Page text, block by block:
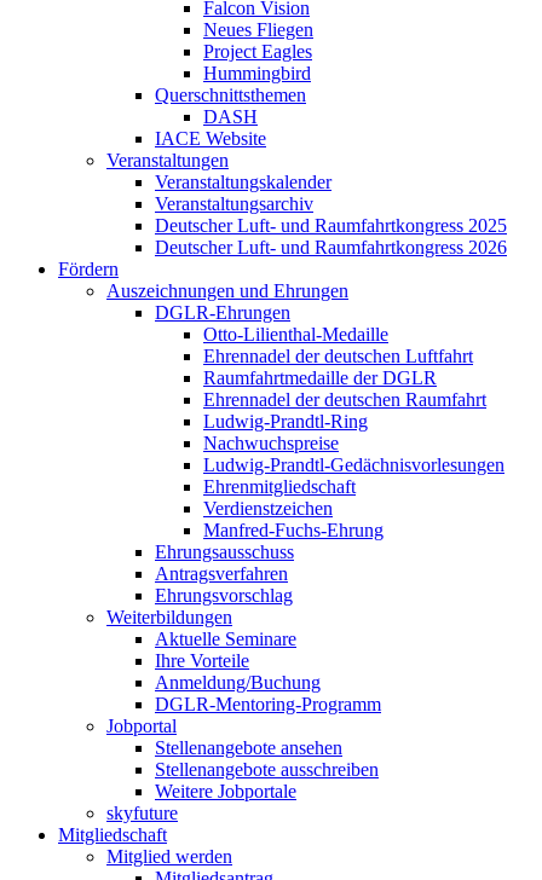
Falcon Vision
Neues Fliegen
Project Eagles
Hummingbird
Querschnittsthemen
DASH
IACE Website
Veranstaltungen
Veranstaltungskalender
Veranstaltungsarchiv
Deutscher Luft- und Raumfahrtkongress 2025
Deutscher Luft- und Raumfahrtkongress 2026
Fördern
Auszeichnungen und Ehrungen
DGLR-Ehrungen
Otto-Lilienthal-Medaille
Ehrennadel der deutschen Luftfahrt
Raumfahrtmedaille der DGLR
Ehrennadel der deutschen Raumfahrt
Ludwig-Prandtl-Ring
Nachwuchspreise
Ludwig-Prandtl-Gedächnisvorlesungen
Ehrenmitgliedschaft
Verdienstzeichen
Manfred-Fuchs-Ehrung
Ehrungsausschuss
Antragsverfahren
Ehrungsvorschlag
Weiterbildungen
Aktuelle Seminare
Ihre Vorteile
Anmeldung/Buchung
DGLR-Mentoring-Programm
Jobportal
Stellenangebote ansehen
Stellenangebote ausschreiben
Weitere Jobportale
skyfuture
Mitgliedschaft
Mitglied werden